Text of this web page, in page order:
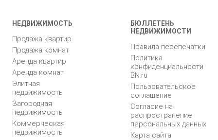
НЕДВИЖИМОСТЬ
Продажа квартир
Продажа комнат
Аренда квартир
Аренда комнат
Элитная
недвижимость
Загородная
недвижимость
Коммерческая
недвижимость
БЮЛЛЕТЕНЬ
НЕДВИЖИМОСТИ
Правила перепечатки
Политика
конфиденциальности
BN.ru
Пользовательское
соглашение
Согласие на
распространение
персональных данных
Карта сайта